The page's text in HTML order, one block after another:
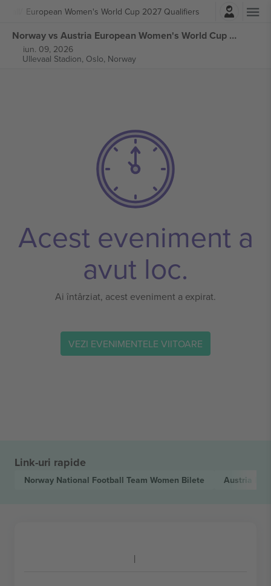
European Women's World Cup 2027 Qualifiers
Autentificare
Norway vs Austria European Women's World Cup 2027 Qualifiers bilete
iun. 09, 2026
Ullevaal Stadion, Oslo, Norway
Acest eveniment a
avut loc.
Ai întârziat, acest eveniment a expirat.
VEZI EVENIMENTELE VIITOARE
Link-uri rapide
Norway National Football Team Women Bilete Austria